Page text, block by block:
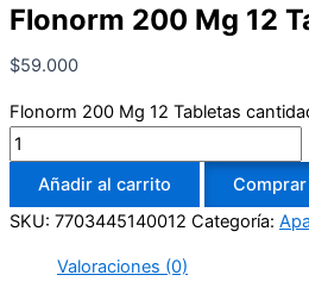
Flonorm 200 Mg 12
$59.000
Flonorm 200 Mg 12 Tabletas
Añadir al carrito
SKU: 7703445140012 Categoría:
Valoraciones (0)